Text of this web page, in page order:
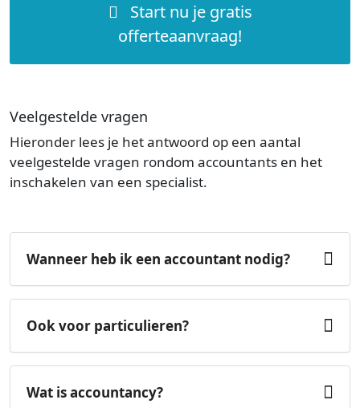
Start nu je gratis
offerteaanvraag!
Veelgestelde vragen
Hieronder lees je het antwoord op een aantal
veelgestelde vragen rondom accountants en het
inschakelen van een specialist.
Wanneer heb ik een accountant nodig?
Ook voor particulieren?
Wat is accountancy?